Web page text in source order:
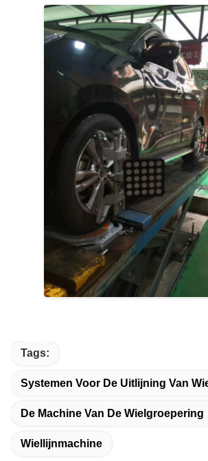
Tags:
Systemen Voor De Uitlijning Van
De Machine Van De Wielgroepering
Wiellijnmachine